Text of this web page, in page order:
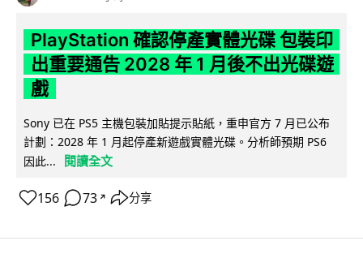
PlayStation 確認停產實體光碟 包裝印
出重要通告 2028 年 1 月後不出光碟遊
戲
Sony 已在 PS5 主機包裝加貼提示貼紙，重申官方 7 月已公布
計劃：2028 年 1 月起停產新遊戲實體光碟。分析師預期 PS6
因此...
閱讀全文
156 73 ↗ 分享